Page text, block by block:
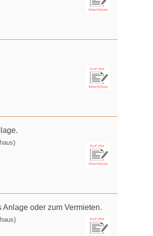
oder zum Vermieten.